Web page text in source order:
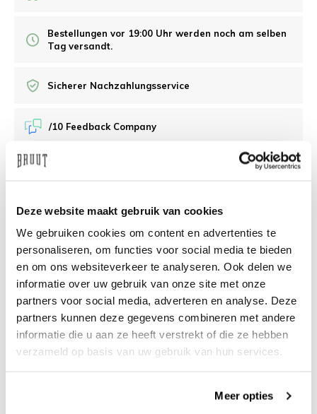
Deze website maakt gebruik van cookies
We gebruiken cookies om content en advertenties te
personaliseren, om functies voor social media te bieden
en om ons websiteverkeer te analyseren. Ook delen we
informatie over uw gebruik van onze site met onze
partners voor social media, adverteren en analyse. Deze
partners kunnen deze gegevens combineren met andere
informatie die u aan ze heeft verstrekt of die ze hebben
verzameld op basis van uw gebruik van hun services.
Meer opties
Bestellungen vor 19:00 Uhr werden noch am selben
Tag versandt.
Sicherer Nachzahlungsservice
/10 Feedback Company
weiter
info@bruut.nl Live-Chat Whatsapp
Über dieses Produkt
Versand und Rückgabe
Verwandte Produkte